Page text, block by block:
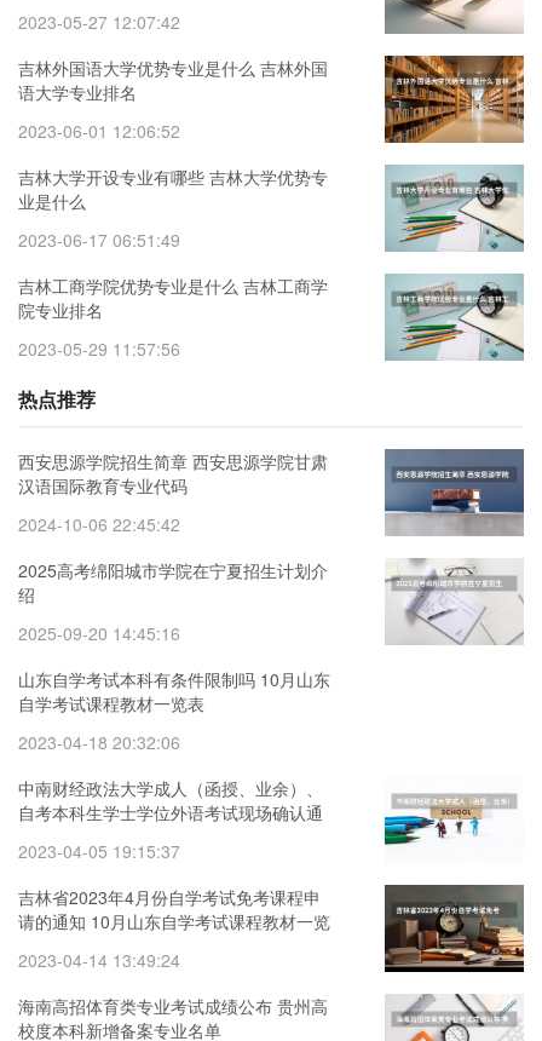
2023-05-27 12:07:42
吉林外国语大学优势专业是什么 吉林外国
语大学专业排名
2023-06-01 12:06:52
吉林大学开设专业有哪些 吉林大学优势专
业是什么
2023-06-17 06:51:49
吉林工商学院优势专业是什么 吉林工商学
院专业排名
2023-05-29 11:57:56
热点推荐
西安思源学院招生简章 西安思源学院甘肃
汉语国际教育专业代码
2024-10-06 22:45:42
2025高考绵阳城市学院在宁夏招生计划介
绍
2025-09-20 14:45:16
山东自学考试本科有条件限制吗 10月山东
自学考试课程教材一览表
2023-04-18 20:32:06
中南财经政法大学成人（函授、业余）、
自考本科生学士学位外语考试现场确认通
业汇总表
2023-04-05 19:15:37
吉林省2023年4月份自学考试免考课程申
请的通知 10月山东自学考试课程教材一览
2023-04-14 13:49:24
海南高招体育类专业考试成绩公布 贵州高
校度本科新增备案专业名单